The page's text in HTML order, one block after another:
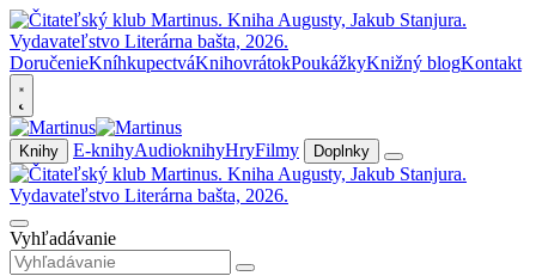
DoručenieKníhkupectváKnihovrátokPoukážkyKnižný blogKontakt
Knihy E-knihyAudioknihyHryFilmy Doplnky
Vyhľadávanie